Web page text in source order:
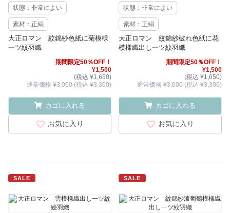
状態：非常によい
素材：正絹
大正ロマン 紋錦紗色紙に菊模様
一ツ紋羽織
期間限定50％OFF！
¥1,500
(税込 ¥1,650)
通常価格 ¥3,000 (税込 ¥3,300)
カゴに入れる
お気に入り
状態：非常によい
素材：正絹
大正ロマン 紋錦紗破れ色紙に花
模様織出し一ツ紋羽織
期間限定50％OFF！
¥1,500
(税込 ¥1,650)
通常価格 ¥3,000 (税込 ¥3,300)
カゴに入れる
お気に入り
SALE SALE